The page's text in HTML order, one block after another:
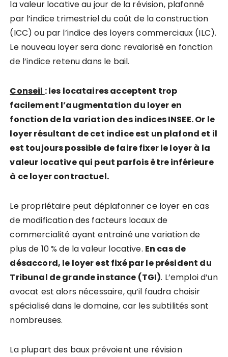
la valeur locative au jour de la révision, plafonné
par l’indice trimestriel du coût de la construction
(ICC) ou par l’indice des loyers commerciaux (ILC).
Le nouveau loyer sera donc revalorisé en fonction
de l’indice retenu dans le bail.
Conseil : les locataires acceptent trop
facilement l’augmentation du loyer en
fonction de la variation des indices INSEE. Or le
loyer résultant de cet indice est un plafond et il
est toujours possible de faire fixer le loyer à la
valeur locative qui peut parfois être inférieure
à ce loyer contractuel.
Le propriétaire peut déplafonner ce loyer en cas
de modification des facteurs locaux de
commercialité ayant entrainé une variation de
plus de 10 % de la valeur locative. En cas de
désaccord, le loyer est fixé par le président du
Tribunal de grande instance (TGI). L’emploi d’un
avocat est alors nécessaire, qu’il faudra choisir
spécialisé dans le domaine, car les subtilités sont
nombreuses.
La plupart des baux prévoient une révision